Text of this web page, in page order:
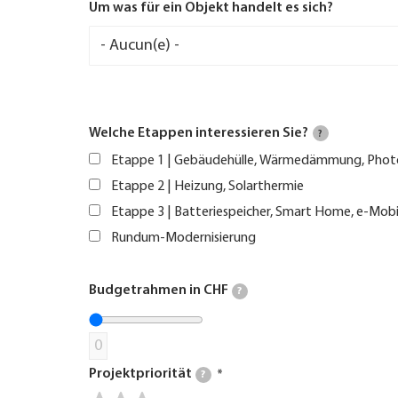
Um was für ein Objekt handelt es sich?
Welche Etappen interessieren Sie? ?
Etappe 1 | Gebäudehülle, Wärmedämmung,
Etappe 2 | Heizung, Solarthermie
Etappe 3 | Batteriespeicher, Smart Home, e-
Rundum-Modernisierung
Budgetrahmen in CHF ?
0
Projektpriorität ?